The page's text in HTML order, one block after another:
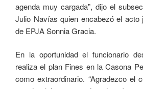
agenda muy cargada”, dijo el
Julio Navías quien encabezó el acto
de EPJA Sonnia Gracia.
En la oportunidad el funcionario
realiza el plan Fines en la Casona
como extraordinario. “Agradezco el